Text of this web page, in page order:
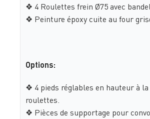
❖ 4 Roulettes frein Ø75 avec
❖ Peinture époxy cuite au four
Options:
❖ 4 pieds réglables en hauteur à la
roulettes.
❖ Pièces de supportage pour